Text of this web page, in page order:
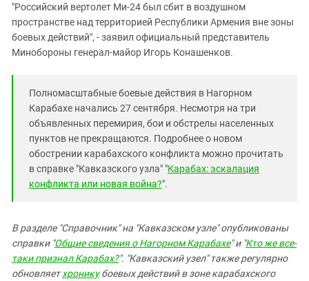
"Российский вертолет Ми-24 был сбит в воздушном
пространстве над территорией Республики Армения вне зоны
боевых действий", - заявил официальный представитель
Минобороны генерал-майор Игорь Конашенков.
Полномасштабные боевые действия в Нагорном
Карабахе начались 27 сентября. Несмотря на три
объявленных перемирия, бои и обстрелы населенных
пунктов не прекращаются. Подробнее о новом
обострении карабахского конфликта можно прочитать
в справке "Кавказского узла" "Карабах: эскалация
конфликта или новая война?".
В разделе "Справочник" на "Кавказском узле" опубликованы
справки "Общие сведения о Нагорном Карабахе" и "Кто же все-
таки признал Карабах?". "Кавказский узел" также регулярно
обновляетхроникубоевых действий в зоне карабахского